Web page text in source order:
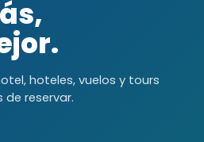
hoteles, vuelos y tours
reservar.